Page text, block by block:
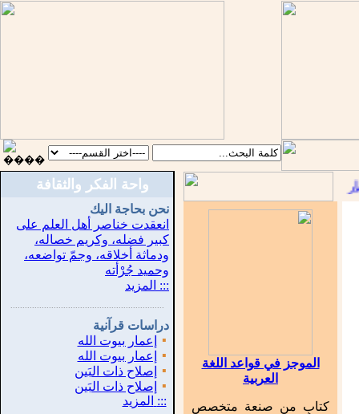
واحة الفكر والثقافة
نحن بحاجة اليك
انعقدت خناصر أهل العلم على
كبير فضله، وكريم خصاله،
ودماثة أخلاقه، وجمّ تواضعه،
وحميد جُرْأته
::: المزيد
دراسات قرآنية
▪
إعمار بيوت الله
▪
إعمار بيوت الله
▪
إصلاح ذات البَين
▪
إصلاح ذات البَين
::: المزيد
::
الموجز في قواعد اللغة
العربية
كتابٍ من صنعة متخصصٍ